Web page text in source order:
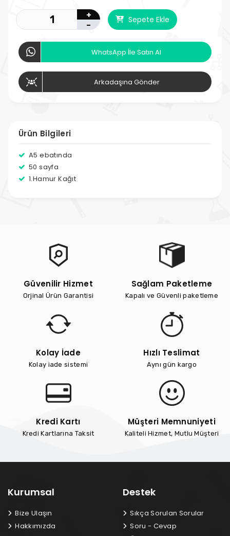
+
-
Sepete Ekle
WhatsApp İle Satın Al
Arkadaşına Gönder
Ürün Bilgileri
A5 ebatında
50 sayfa
1.Hamur Kağıt
Güvenilir Hizmet
Orjinal Ürün Garantisi
Sağlam Paketleme
Kapalı ve Güvenli paketleme
Kolay İade
Kolay iade sistemi
Hızlı Teslimat
Aynı gün kargo
Kredi Kartı
Kredi Kartlarına Taksit
Müşteri Memnuniyeti
Kaliteli Hizmet, Mutlu Müşteri
Kurumsal
Bize Ulaşın
Hakkımızda
Destek
Sıkça Sorulan Sorular
Soru - Cevap